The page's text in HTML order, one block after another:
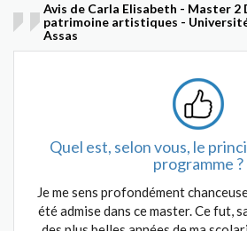
Avis de Carla Elisabeth - Master
patrimoine artistiques -
Assas
Quel est, selon vous, le
programme ?
Je me sens profondément
été admise dans ce master. Ce fut,